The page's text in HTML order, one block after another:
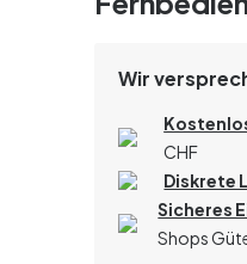
Wir
CHF
Diskrete
Sicheres
Shops